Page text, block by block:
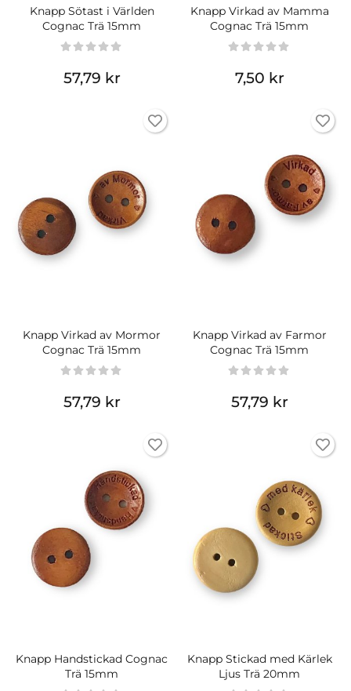
Knapp Sötast i Världen
Cognac Trä 15mm
57,79 kr
Knapp Virkad av Mamma
Cognac Trä 15mm
7,50 kr
Knapp Virkad av Mormor
Cognac Trä 15mm
57,79 kr
Knapp Virkad av Farmor
Cognac Trä 15mm
57,79 kr
Knapp Handstickad Cognac
Trä 15mm
Knapp Stickad med Kärlek
Ljus Trä 20mm